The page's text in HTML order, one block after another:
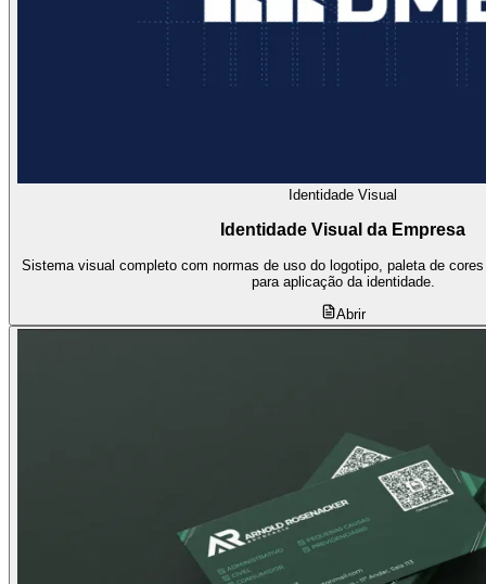
Identidade Visual
Identidade Visual da Empresa
Sistema visual completo com normas de uso do logotipo, paleta de
para aplicação da identidade.
Abrir